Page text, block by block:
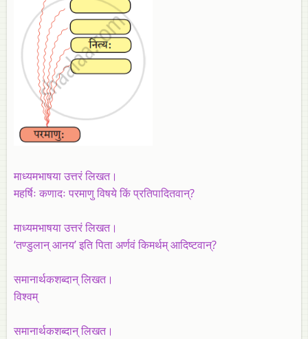
माध्यमभाषया उत्तरं लिखत।
महर्षिः कणादः परमाणु विषये किं प्रतिपादितवान्?
माध्यमभाषया उत्तरं लिखत।
‘तण्डुलान् आनय’ इति पिता अर्णवं किमर्थम् आदिष्टवान्?
समानार्थकशब्दान् लिखत।
विश्वम्
समानार्थकशब्दान् लिखत।